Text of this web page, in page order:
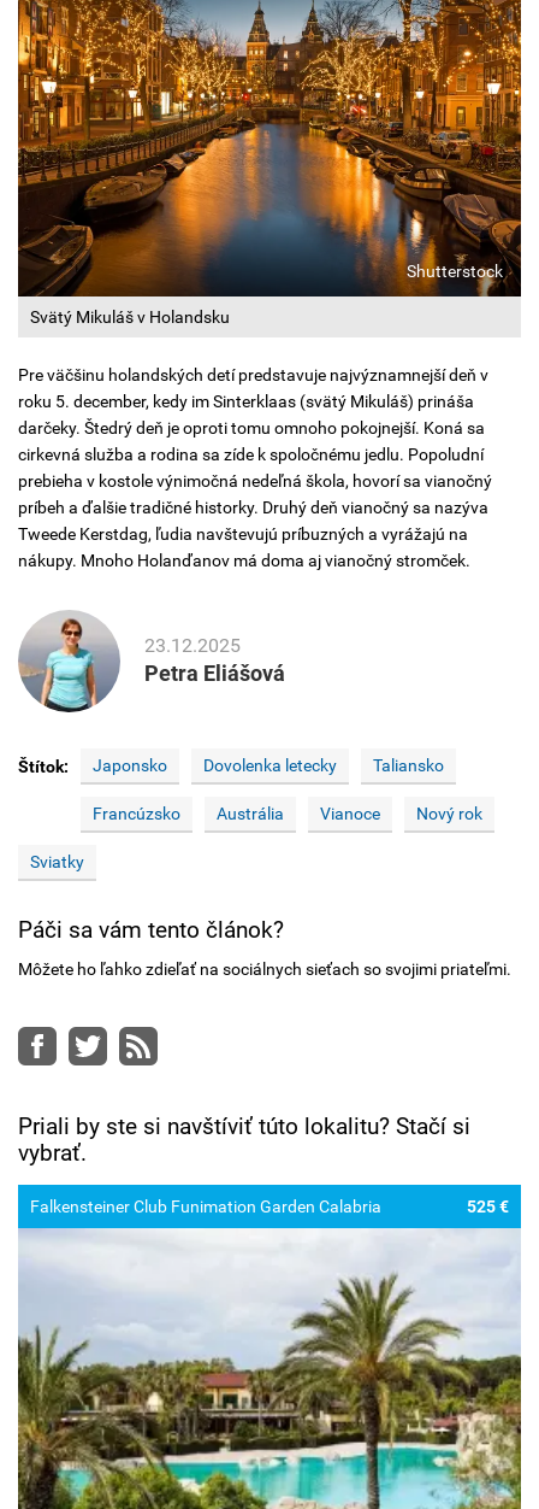
Svätý Mikuláš v Holandsku
Shutterstock
Pre väčšinu holandských detí predstavuje najvýznamnejší deň v
roku 5. december, kedy im Sinterklaas (svätý Mikuláš) prináša
darčeky. Štedrý deň je oproti tomu omnoho pokojnejší. Koná sa
cirkevná služba a rodina sa zíde k spoločnému jedlu. Popoludní
prebieha v kostole výnimočná nedeľná škola, hovorí sa vianočný
príbeh a ďalšie tradičné historky. Druhý deň vianočný sa nazýva
Tweede Kerstdag, ľudia navštevujú príbuzných a vyrážajú na
nákupy. Mnoho Holanďanov má doma aj vianočný stromček.
23.12.2025
Petra Eliášová
Štítok: Japonsko Dovolenka letecky Taliansko
Francúzsko Austrália Vianoce Nový rok
Sviatky
Páči sa vám tento článok?
Môžete ho ľahko zdieľať na sociálnych sieťach so svojimi priateľmi.
Facebook
Twitter
RSS
Priali by ste si navštíviť túto lokalitu? Stačí si
vybrať.
Falkensteiner Club Funimation Garden Calabria 525 €